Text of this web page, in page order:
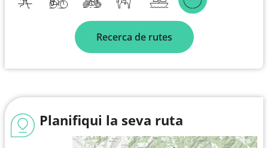
Recerca de rutes
Planifiqui la seva ruta